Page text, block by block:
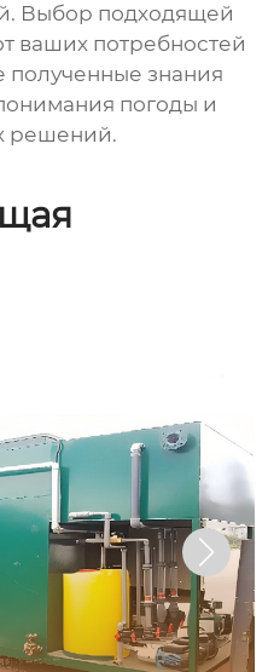
Выбор подходящей
ваших потребностей
полученные знания
погоды и
решений.